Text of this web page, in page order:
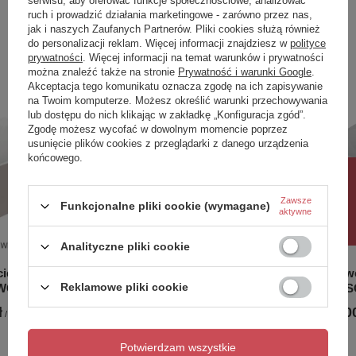
W komplecie stelaż oraz syfon z chromowanym
odpływem i przelewem.
Do wyboru dodatkowo pokrywa na odpływ i
przelew do wanny wolnostojącej w 4
wybarwieniach:
Biały Połysk, Czarny Połysk, Czarny Mat, Złoty
Zobacz również
Poprzedni z tej kategorii
/
160x75 SOLA CZARNA Prawa mat*
NOWOŚĆ
6 590,00 zł-6 947,00 zł / szt.
Wanna
160x75
5
Następny z tej kategorii
ruch i prowadzić działania marketingowe - zarówno przez nas,
jak i naszych Zaufanych Partnerów. Pliki cookies służą również
do personalizacji reklam. Więcej informacji znajdziesz w polityce
prywatności . Więcej informacji na temat warunków i prywatności
można znaleźć także na stronie Prywatność i warunki Google
Akceptacja tego komunikatu oznacza zgodę na ich zapisywanie
na Twoim komputerze. Możesz określić warunki przechowywania
lub dostępu do nich klikając w zakładkę „Konfiguracja zgód”.
Zgodę możesz wycofać w dowolnym momencie poprzez
usunięcie plików cookies z przeglądarki z danego urządzenia
końcowego.
Funkcjonalne pliki cookie (wymagane)
Zawsze
aktywne
Analityczne pliki cookie
Reklamowe pliki cookie
Potwierdzam wszystkie